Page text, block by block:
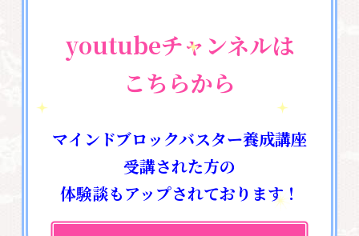
お知らせ
セミナー情報！7月4日（土）エンジェ
ル・オラクルカード・サイキックリーデ
ィング特別講座
養成講座
youtubeチャンネルは
こちらから
マインドブロックバスター養成講座
受講された方の
体験談もアップされております！